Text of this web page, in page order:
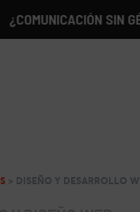
SIN GÉNERO?
> DISEÑO Y DESARROLLO